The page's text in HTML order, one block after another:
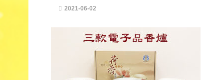
2021-06-02